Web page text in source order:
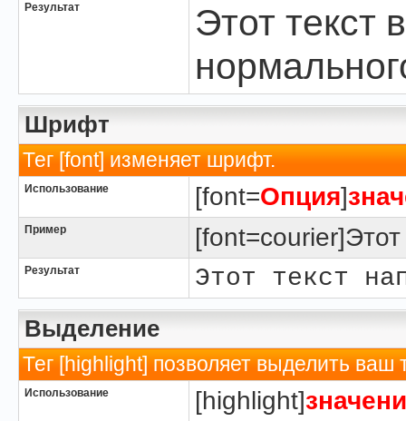
Результат
Этот текст
Шрифт
Тег [font] изменяет шрифт.
Использование [font=Опция]
Пример
Результат Этот текст
Выделение
Тег [highlight] позволяет выделить ваш
Использование [highlight]